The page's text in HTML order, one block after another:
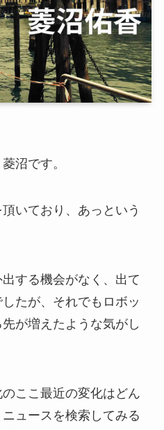
沼です。
いており、あっという
する機会がなく、出て
たが、それでもロボッ
が増えたような気がし
ここ最近の変化はどん
ュースを検索してみる